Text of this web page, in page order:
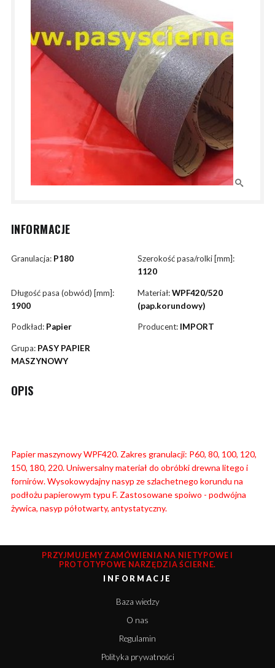
INFORMACJE
Granulacja: P180
Szerokość pasa/rolki [mm]:
1120
Długość pasa (obwód) [mm]:
1900
Materiał:WPF420/520
(pap.korundowy)
Podkład: Papier Producent: IMPORT
Grupa: PASY PAPIER
MASZYNOWY
OPIS
Papier maszynowy WPF420. Zakres granulacji: P60, 80, 100, 120,
150, 180, 220. Uniwersalny materiał do obróbki drewna litego i
fornirów. Wysokowydajny nasyp ze szlachetnego korundu na
podłożu papierowym typu F. Zastosowane spoiwo - podwójna
żywica, nasyp półotwarty, antystatyczny.
PRZYJMUJEMY ZAMÓWIENIA NA NIETYPOWE I
PROTOTYPOWE NARZĘDZIA ŚCIERNE.
INFORMACJE
Baza wiedzy
O nas
Regulamin
Polityka prywatności